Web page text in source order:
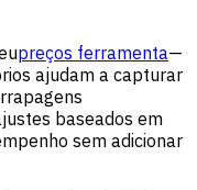
preços ferramenta—
ajudam a capturar
baseados em
sem adicionar